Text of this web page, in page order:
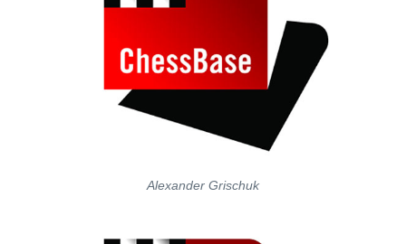
Alexander Grischuk